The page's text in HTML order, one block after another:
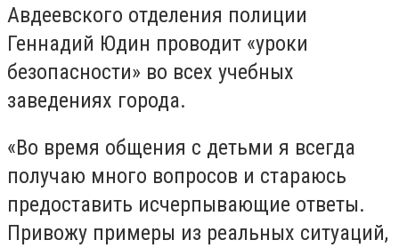
Авдеевского отделения полиции
Геннадий Юдин проводит «уроки
безопасности» во всех учебных
заведениях города.
«Во время общения с детьми я всегда
получаю много вопросов и стараюсь
предоставить исчерпывающие ответы.
Привожу примеры из реальных ситуаций,